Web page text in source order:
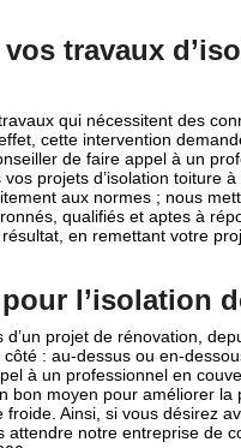
travaux
qui nécessitent des
cette intervention
de faire appel à un
projets d’isolation toiture
aux normes ; nous
qualifiés et aptes à
en remettant votre
l’isolation
projet de rénovation,
: au-dessus ou en-
à un professionnel en
bon moyen pour améliorer
Ainsi, si vous désirez
attendre notre entreprise de